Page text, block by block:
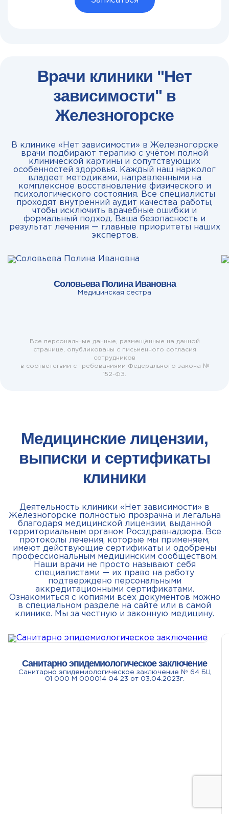
Врачи клиники "Нет
зависимости" в
Железногорске
В клинике «Нет зависимости» в Железногорске
врачи подбирают терапию с учётом полной
клинической картины и сопутствующих
особенностей здоровья. Каждый наш нарколог
владеет методиками, направленными на
комплексное восстановление физического и
психологического состояния. Все специалисты
проходят внутренний аудит качества работы,
чтобы исключить врачебные ошибки и
формальный подход. Ваша безопасность и
результат лечения — главные приоритеты наших
экспертов.
Соловьева Полина Ивановна
Медицинская сестра
Все персональные данные, размещённые на данной
странице, опубликованы с письменного согласия
сотрудников
в соответствии с требованиями Федерального закона №
152-ФЗ.
Медицинские лицензии,
выписки и сертификаты
клиники
Деятельность клиники «Нет зависимости» в
Железногорске полностью прозрачна и легальна
благодаря медицинской лицензии, выданной
территориальным органом Росздравнадзора. Все
протоколы лечения, которые мы применяем,
имеют действующие сертификаты и одобрены
профессиональным медицинским сообществом.
Наши врачи не просто называют себя
специалистами — их право на работу
подтверждено персональными
аккредитационными сертификатами.
Ознакомиться с копиями всех документов можно
в специальном разделе на сайте или в самой
клинике. Мы за честную и законную медицину.
Санитарно эпидемиологическое заключение
Санитарно эпидемиологическое заключение № 64 БЦ
01 000 М 000014 04 23 от 03.04.2023г.